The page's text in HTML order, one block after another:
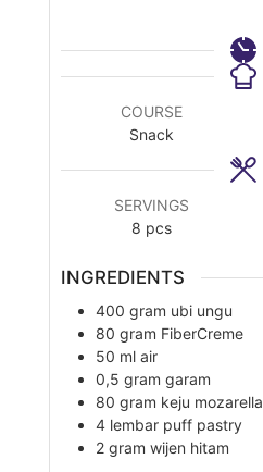
COURSE
Snack
SERVINGS
8 pcs
INGREDIENTS
400 gram ubi ungu
80 gram FiberCreme
50 ml air
0,5 gram garam
80 gram keju mozarella
4 lembar puff pastry
2 gram wijen hitam